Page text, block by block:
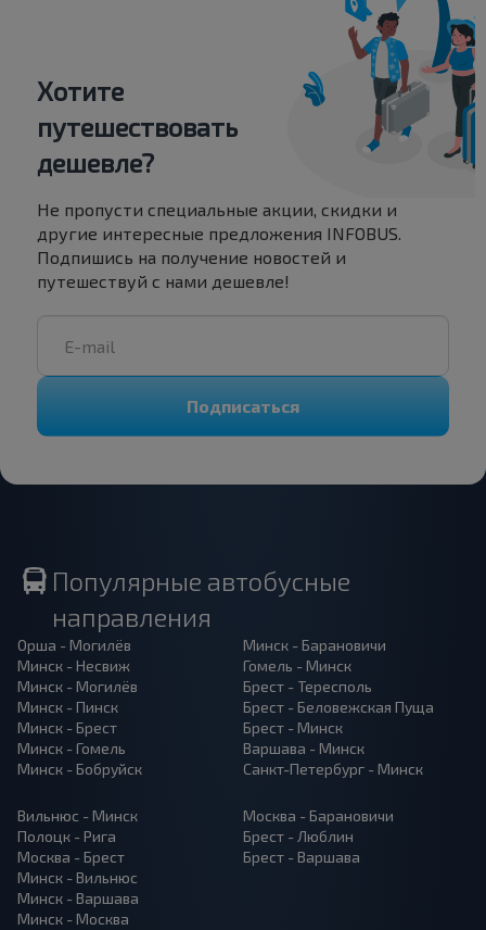
Хотите
путешествовать
дешевле?
Не пропусти специальные акции, скидки и
другие интересные предложения INFOBUS.
Подпишись на получение новостей и
путешествуй с нами дешевле!
Подписаться
Популярные автобусные
направления
Орша - Могилёв
Минск - Несвиж
Минск - Могилёв
Минск - Пинск
Минск - Брест
Минск - Гомель
Минск - Бобруйск
Минск - Барановичи
Гомель - Минск
Брест - Тересполь
Брест - Беловежская Пуща
Брест - Минск
Варшава - Минск
Санкт-Петербург - Минск
Вильнюс - Минск
Полоцк - Рига
Москва - Брест
Минск - Вильнюс
Минск - Варшава
Минск - Москва
Москва - Барановичи
Брест - Люблин
Брест - Варшава